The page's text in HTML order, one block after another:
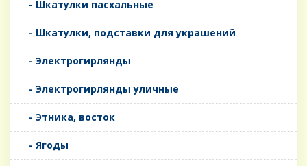
- Шкатулки пасхальные
- Шкатулки, подставки для украшений
- Электрогирлянды
- Электрогирлянды уличные
- Этника, восток
- Ягоды